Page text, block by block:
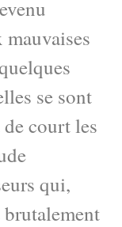
se sont
court les
qui,
brutalement